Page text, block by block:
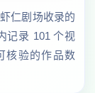
仁剧场收录的
记录 101 个视
核验的作品数